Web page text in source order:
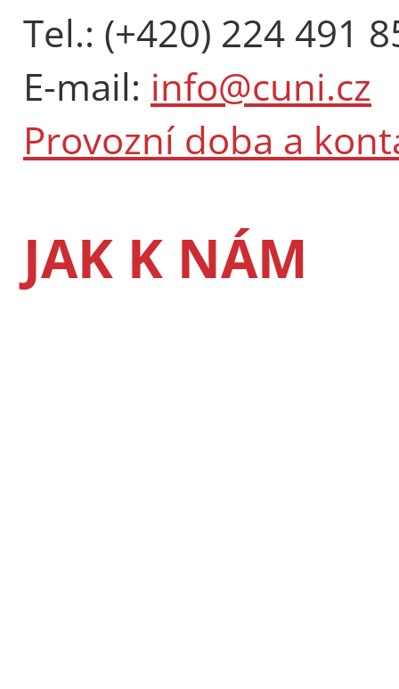
Tel.: (+420) 224 491
E-mail: info@cuni.cz
Provozní doba a
JAK K NÁM